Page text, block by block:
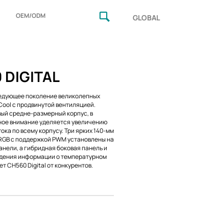
OEM/ODM GLOBAL
поколение великолепных
с продвинутой вентиляцией.
средне-размерный корпус, в
внимание уделяется увеличению
по всему корпусу. Три ярких 140-мм
с поддержкой PWM установлены на
а гибридная боковая панель и
информации о температурном
CH560 Digital от конкурентов.